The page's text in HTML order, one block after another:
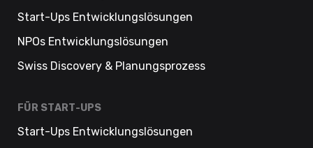
Start-Ups Entwicklungslösungen
NPOs Entwicklungslösungen
Swiss Discovery & Planungsprozess
FÜR START-UPS
Start-Ups Entwicklungslösungen